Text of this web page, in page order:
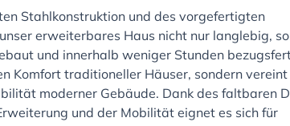
Stahlkonstruktion und des vorgefertigten
erweiterbares Haus nicht nur langlebig,
und innerhalb weniger Stunden
Komfort traditioneller Häuser, sondern vereint
moderner Gebäude. Dank des faltbaren
und der Mobilität eignet es sich für